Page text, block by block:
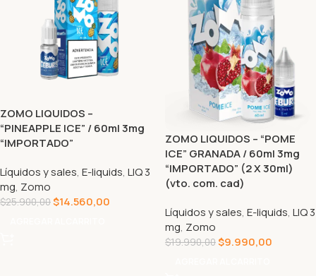
ZOMO LIQUIDOS –
“PINEAPPLE ICE” / 60ml 3mg
“IMPORTADO”
Líquidos y sales, E-liquids, LIQ 3
mg, Zomo
$25.900,00$14.560,00
ZOMO LIQUIDOS – “POME
ICE” GRANADA / 60ml 3mg
“IMPORTADO” (2 X 30ml)
(vto. com. cad)
Líquidos y sales, E-liquids, LIQ 3
mg, Zomo
$19.990,00$9.990,00